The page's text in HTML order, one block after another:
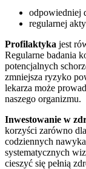
odpowiedniej
regularnej
Profilaktyka jest
Regularne badania
potencjalnych
zmniejsza ryzyko
lekarza może
naszego organizmu.
Inwestowanie w
korzyści zarówno
codziennych
systematycznych
cieszyć się pełnią